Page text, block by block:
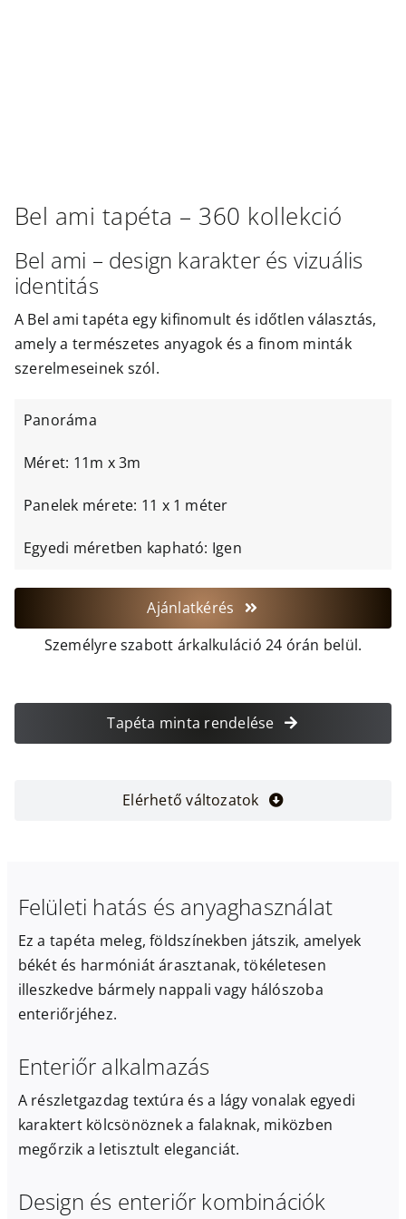
Bel ami tapéta – 360 kollekció
Bel ami – design karakter és vizuális
identitás
A Bel ami tapéta egy kifinomult és időtlen választás,
amely a természetes anyagok és a finom minták
szerelmeseinek szól.
Panoráma
Méret: 11m x 3m
Panelek mérete: 11 x 1 méter
Egyedi méretben kapható: Igen
Ajánlatkérés
Személyre szabott árkalkuláció 24 órán belül.
Tapéta minta rendelése
Elérhető változatok
Felületi hatás és anyaghasználat
Ez a tapéta meleg, földszínekben játszik, amelyek
békét és harmóniát árasztanak, tökéletesen
illeszkedve bármely nappali vagy hálószoba
enteriőrjéhez.
Enteriőr alkalmazás
A részletgazdag textúra és a lágy vonalak egyedi
karaktert kölcsönöznek a falaknak, miközben
megőrzik a letisztult eleganciát.
Design és enteriőr kombinációk